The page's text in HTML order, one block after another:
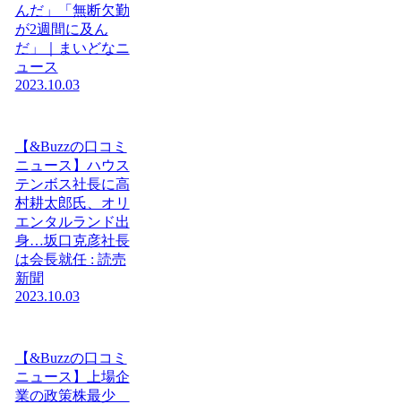
んだ」「無断欠勤
が2週間に及ん
だ」｜まいどなニ
ュース
2023.10.03
【&Buzzの口コミ
ニュース】ハウス
テンボス社長に高
村耕太郎氏、オリ
エンタルランド出
身…坂口克彦社長
は会長就任 : 読売
新聞
2023.10.03
【&Buzzの口コミ
ニュース】上場企
業の政策株最少